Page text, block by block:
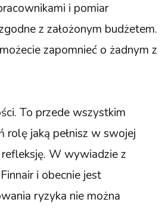
i pomiar
z założonym budżetem.
zapomnieć o żadnym z
To przede wszystkim
jaką pełnisz w swojej
W wywiadzie z
i obecnie jest
ryzyka nie można